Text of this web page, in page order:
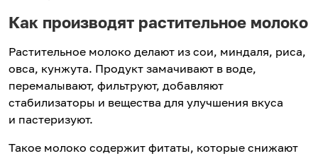
Как производят растительное молоко
Растительное молоко делают из сои, миндаля, риса,
овса, кунжута. Продукт замачивают в воде,
перемалывают, фильтруют, добавляют
стабилизаторы и вещества для улучшения вкуса
и пастеризуют.
Такое молоко содержит фитаты, которые снижают